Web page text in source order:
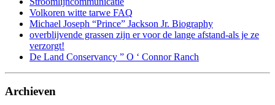
Volkoren witte tarwe FAQ
Michael Joseph “Prince” Jackson Jr. Biography
overblijvende grassen zijn er voor de lange afstand-als je ze
verzorgt!
De Land Conservancy ” O ‘ Connor Ranch
Archieven